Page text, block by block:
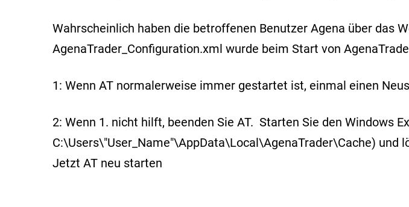
Wahrscheinlich haben die betroffenen Benutzer Agena über das
AgenaTrader_Configuration.xml wurde beim Start von
1: Wenn AT normalerweise immer gestartet ist, einmal einen
2: Wenn 1. nicht hilft, beenden Sie AT. Starten Sie den Windows
C:\Users\"User_Name"\AppData\Local\AgenaTrader\Cache) und
Jetzt AT neu starten